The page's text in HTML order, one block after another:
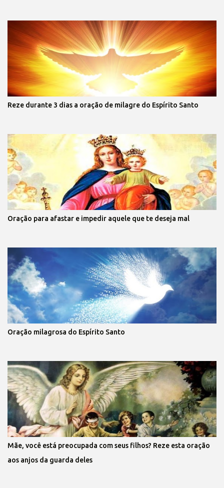
Reze durante 3 dias a oração de milagre do Espírito Santo
Oração para afastar e impedir aquele que te deseja mal
Oração milagrosa do Espírito Santo
Mãe, você está preocupada com seus filhos? Reze esta oração
aos anjos da guarda deles